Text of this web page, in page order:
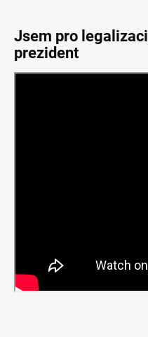
Jsem pro
prezident